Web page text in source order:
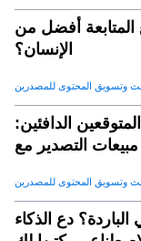
المتابعة أفضل من
الإنسان؟
وتسويق المحتوى للمصدرين
الدافئين:
وتسويق المحتوى للمصدرين
دع الذكاء